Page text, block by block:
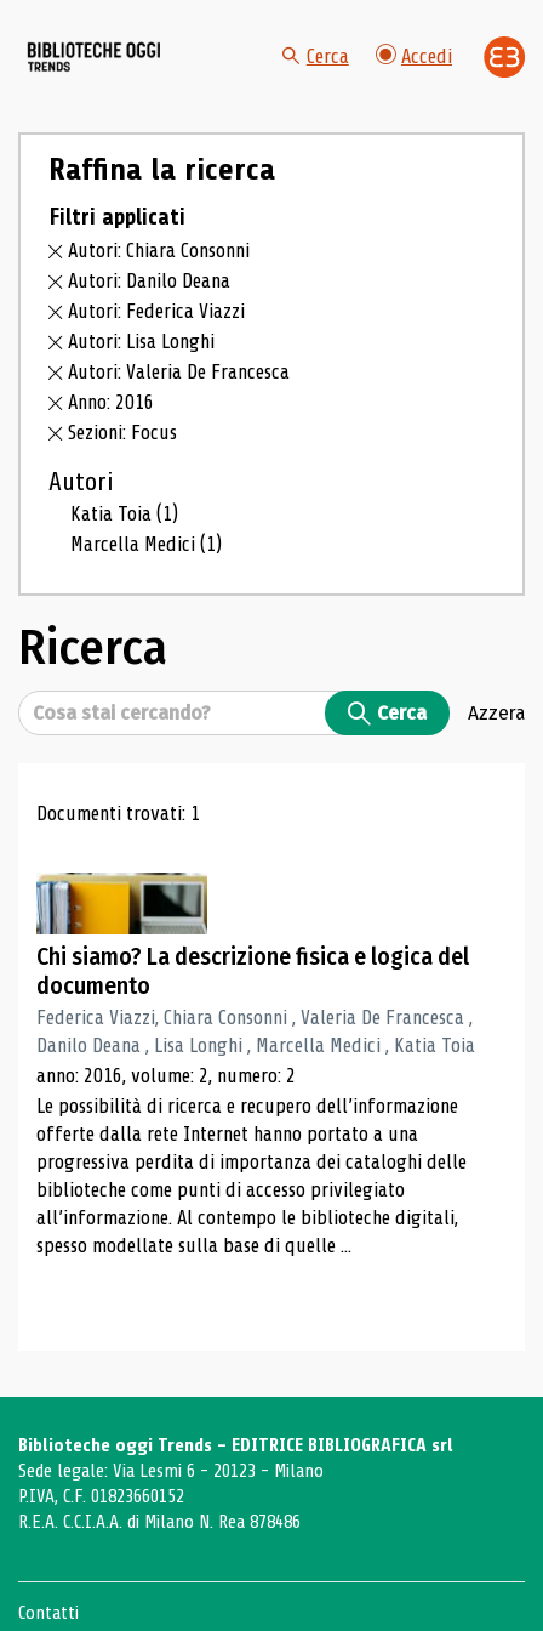
Cerca Accedi
Raffina la ricerca
Filtri applicati
Autori: Chiara Consonni
Autori: Danilo Deana
Autori: Federica Viazzi
Autori: Lisa Longhi
Autori: Valeria De Francesca
Anno: 2016
Sezioni: Focus
Autori
Katia Toia(1)
Marcella Medici(1)
Ricerca
Cerca Cerca Azzera
Risultati di ricerca
Documenti trovati: 1
Chi siamo? La descrizione fisica e logica del
documento
Federica Viazzi, Chiara Consonni , Valeria De Francesca ,
Danilo Deana , Lisa Longhi , Marcella Medici , Katia Toia
anno: 2016, volume: 2, numero: 2
Le possibilità di ricerca e recupero dell’informazione
offerte dalla rete Internet hanno portato a una
progressiva perdita di importanza dei cataloghi delle
biblioteche come punti di accesso privilegiato
all’informazione. Al contempo le biblioteche digitali,
spesso modellate sulla base di quelle ...
Biblioteche oggi Trends - EDITRICE BIBLIOGRAFICA srl
Sede legale: Via Lesmi 6 - 20123 - Milano
P.IVA, C.F. 01823660152
R.E.A. C.C.I.A.A. di Milano N. Rea 878486
Contatti